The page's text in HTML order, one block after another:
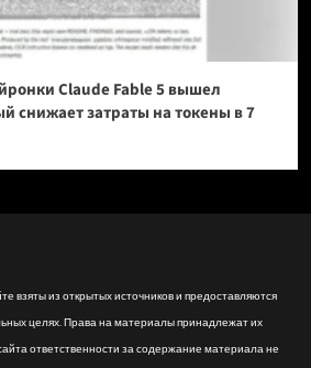
Claude Fable 5 вышел
снижает затраты на токены в 7
взяты из открытых источников и предоставляются
целях. Права на материалы принадлежат их
ответственности за содержание материала не